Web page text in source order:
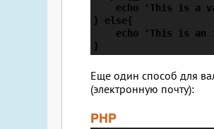
echo 'This is a
} else{
echo 'This is an
Еще один способ для
(электронную почту):
PHP